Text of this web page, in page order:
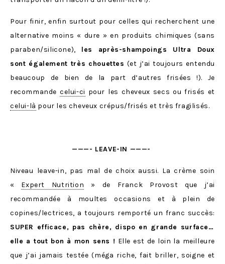
Pour finir, enfin surtout pour celles qui recherchent une
alternative moins « dure » en produits chimiques (sans
paraben/silicone), les après-shampoings Ultra Doux
sont également très chouettes (et j’ai toujours entendu
beaucoup de bien de la part d’autres frisées !). Je
recommande celui-ci pour les cheveux secs ou frisés et
celui-là pour les cheveux crépus/frisés et très fragilisés.
———- LEAVE-IN ———-
Niveau leave-in, pas mal de choix aussi. La crème soin
« Expert Nutrition » de Franck Provost que j’ai
recommandée à moultes occasions et à plein de
copines/lectrices, a toujours remporté un franc succès:
SUPER efficace, pas chère, dispo en grande surface…
elle a tout bon à mon sens ! Elle est de loin la meilleure
que j’ai jamais testée (méga riche, fait briller, soigne et